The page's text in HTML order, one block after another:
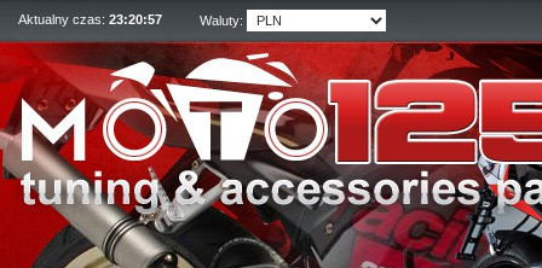
Aktualny czas: 23:20:58 Waluty: